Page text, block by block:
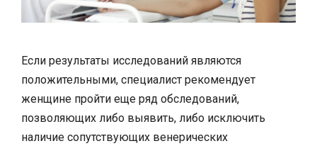
Если результаты исследований являются
положительными, специалист рекомендует
женщине пройти еще ряд обследований,
позволяющих либо выявить, либо исключить
наличие сопутствующих венерических